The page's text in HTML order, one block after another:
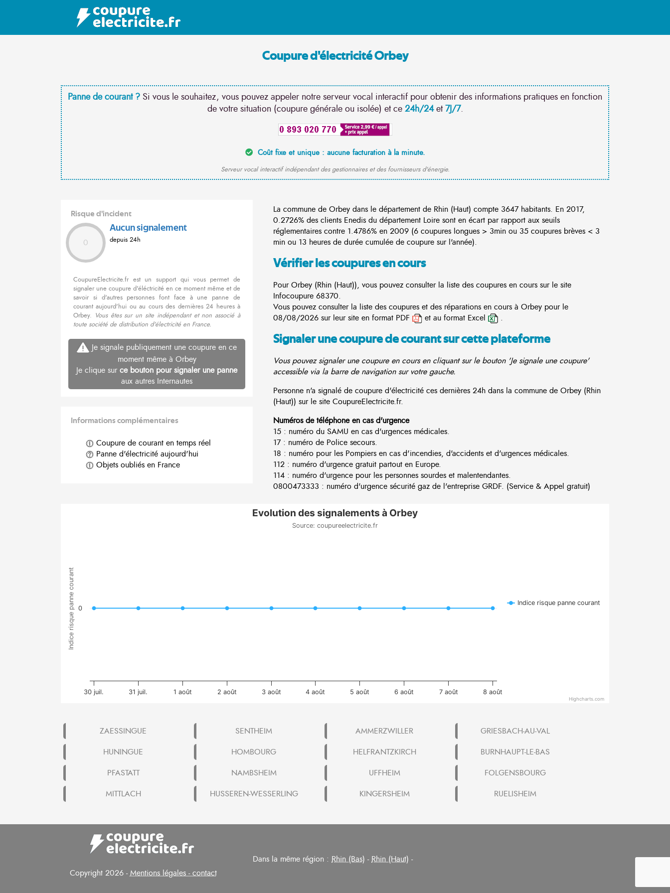
Coupure d'électricité Orbey
Panne de courant ? Si vous le souhaitez, vous pouvez appeler notre serveur vocal interactif pour obtenir des informations pratiques en fonction
de votre situation (coupure générale ou isolée) et ce 24h/24et7J/7.
Coût fixe et unique : aucune facturation à la minute.
Serveur vocal interactif indépendant des gestionnaires et des fournisseurs d'énergie.
Risque d'incident
0
Aucun signalement
depuis 24h
CoupureElectricite.fr est un support qui vous permet de
signaler une coupure d'éléctricité en ce moment même et de
savoir si d'autres personnes font face à une panne de
courant aujourd'hui ou au cours des dernières 24 heures à
Orbey. Vous êtes sur un site indépendant et non associé à
toute société de distribution d'électricité en France.
Je signale publiquement une coupure en ce
moment même à Orbey
Je clique sur ce bouton pour signaler une panne
aux autres Internautes
Informations complémentaires
Coupure de courant en temps réel
Panne d'électricité aujourd'hui
Objets oubliés en France
La commune de Orbey dans le département de Rhin (Haut) compte 3647 habitants. En 2017,
0.2726% des clients Enedis du département Loire sont en écart par rapport aux seuils
réglementaires contre 1.4786% en 2009 (6 coupures longues > 3min ou 35 coupures brèves < 3
min ou 13 heures de durée cumulée de coupure sur l'année).
Vérifier les coupures en cours
Pour Orbey (Rhin (Haut)), vous pouvez consulter la liste des coupures en cours sur le site
Infocoupure 68370.
Vous pouvez consulter la liste des coupures et des réparations en cours à Orbey pour le
08/08/2026 sur leur site en format PDF
et au format Excel .
Signaler une coupure de courant sur cette plateforme
Vous pouvez signaler une coupure en cours en cliquant sur le bouton 'Je signale une coupure'
accessible via la barre de navigation sur votre gauche.
Personne n'a signalé de coupure d'électricité ces dernières 24h dans la commune de Orbey (Rhin
(Haut)) sur le site CoupureElectricite.fr.
Numéros de téléphone en cas d'urgence
15 : numéro du SAMU en cas d'urgences médicales.
17 : numéro de Police secours.
18 : numéro pour les Pompiers en cas d'incendies, d'accidents et d'urgences médicales.
112 : numéro d'urgence gratuit partout en Europe.
114 : numéro d'urgence pour les personnes sourdes et malentendantes.
0800473333 : numéro d'urgence sécurité gaz de l'entreprise GRDF. (Service & Appel gratuit)
Indice risque panne courant
Evolution des signalements à Orbey
Source: coupureelectricite.fr
Indice risque panne courant
30 juil. 31 juil. 1 août 2 août 3 août 4 août 5 août 6 août 7 août 8 août
0
Highcharts.com
ZAESSINGUE SENTHEIM AMMERZWILLER
GRIESBACH-AU-VAL
HUNINGUE
HOMBOURG HELFRANTZKIRCH
BURNHAUPT-LE-BAS
PFASTATT
NAMBSHEIM UFFHEIM
FOLGENSBOURG
MITTLACH
HUSSEREN-WESSERLING KINGERSHEIM RUELISHEIM
Copyright 2026 -Mentions légales - contact
Dans la même région : Rhin (Bas) -Rhin (Haut) -